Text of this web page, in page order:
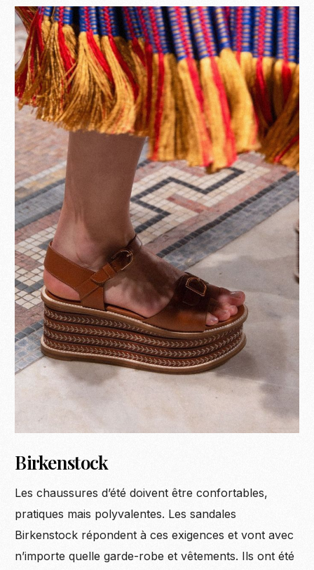
Birkenstock
Les chaussures d’été doivent être confortables,
pratiques mais polyvalentes. Les sandales
Birkenstock répondent à ces exigences et vont avec
n’importe quelle garde-robe et vêtements. Ils ont été